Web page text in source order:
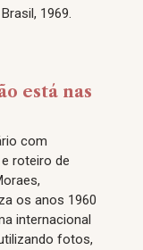
1969.
está nas
com
roteiro de
os anos 1960
internacional
fotos,